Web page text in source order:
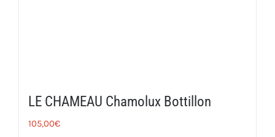
LE CHAMEAU Chamolux Bottillon
105,00€